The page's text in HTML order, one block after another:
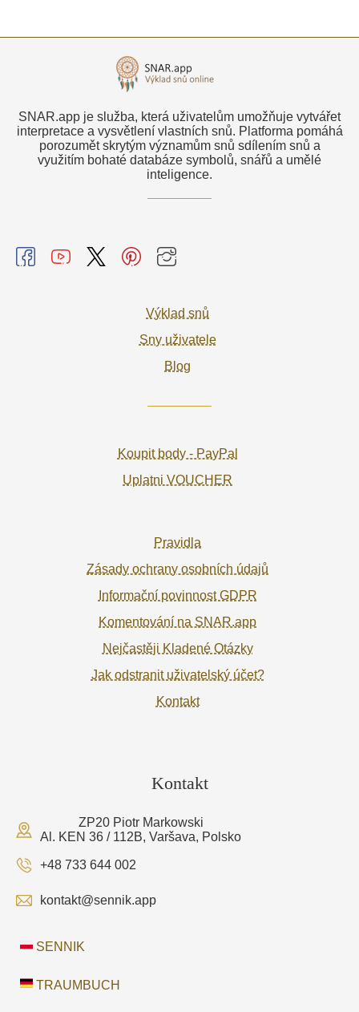
SNAR.app je služba, která uživatelům umožňuje vytvářet
interpretace a vysvětlení vlastních snů. Platforma pomáhá
porozumět skrytým významům snů sdílením snů a
využitím bohaté databáze symbolů, snářů a umělé
inteligence.
Výklad snů
Sny uživatele
Blog
Koupit body - PayPal
Uplatni VOUCHER
Pravidla
Zásady ochrany osobních údajů
Informační povinnost GDPR
Komentování na SNAR.app
Nejčastěji Kladené Otázky
Jak odstranit uživatelský účet?
Kontakt
Kontakt
ZP20 Piotr Markowski
Al. KEN 36 / 112B, Varšava, Polsko
+48 733 644 002
kontakt@sennik.app
SENNIK
TRAUMBUCH